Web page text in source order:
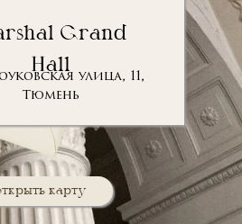
Grand
Hall
улица, 11,
Тюмень
карту